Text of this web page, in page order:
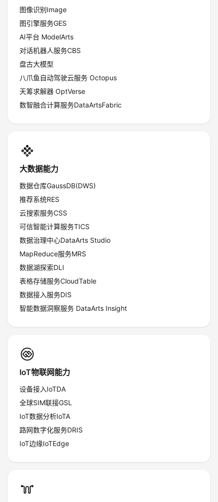
图像识别Image
图引擎服务GES
AI平台 ModelArts
对话机器人服务CBS
盘古大模型
八爪鱼自动驾驶云服务 Octopus
天筹求解器 OptVerse
数智融合计算服务DataArtsFabric
大数据能力
数据仓库GaussDB(DWS)
推荐系统RES
云搜索服务CSS
可信智能计算服务TICS
数据治理中心DataArts Studio
MapReduce服务MRS
数据湖探索DLI
表格存储服务CloudTable
数据接入服务DIS
智能数据洞察服务 DataArts Insight
IoT物联网能力
设备接入IoTDA
全球SIM联接GSL
IoT数据分析IoTA
路网数字化服务DRIS
IoT边缘IoTEdge